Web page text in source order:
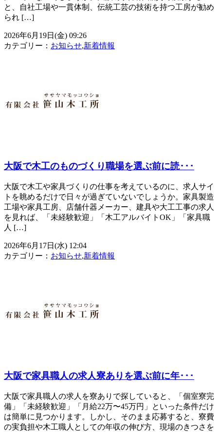
と、自社工場や一貫体制、伝統工芸の技術を持つ工房が勧め
られ […]
2026年6月19日(金) 09:26
カテゴリー： お知らせ,新着情報
大阪で木工のものづくり職場を選ぶ前に読･･･
大阪で木工や家具づくりの仕事を考えているのに、求人サイ
トを眺めるだけで日々が過ぎていないでしょうか。家具製造
工場や家具工房、店舗什器メーカー、建具や大工工事の求人
を見れば、「未経験歓迎」「木工アルバイトOK」「家具職
人 […]
2026年6月17日(水) 12:04
カテゴリー： お知らせ,新着情報
大阪で家具職人の求人寮ありを選ぶ前に年･･･
大阪で家具職人の求人を寮ありで探していると、「個室寮完
備」「未経験歓迎」「月給22万〜45万円」といった条件だけ
は簡単に見つかります。しかし、そのまま応募すると、寮費
の実負担や木工職人としての年収の伸び方、現場のきつさを